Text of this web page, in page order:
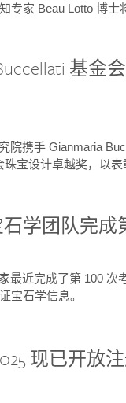
专家 Beau Lotto 博
基
院携手 Gianmaria
珠宝设计卓越奖，以表
石学团队完成
最近完成了第 100
宝石学信息。
现已开放